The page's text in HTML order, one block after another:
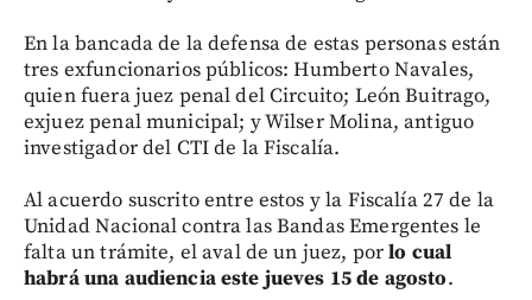
En la bancada de la defensa de estas personas están
tres exfuncionarios públicos: Humberto Navales,
quien fuera juez penal del Circuito; León Buitrago,
exjuez penal municipal; y Wilser Molina, antiguo
investigador del CTI de la Fiscalía.
Al acuerdo suscrito entre estos y la Fiscalía 27 de la
Unidad Nacional contra las Bandas Emergentes le
falta un trámite, el aval de un juez, porlo cual
habrá una audiencia este jueves 15 de agosto.